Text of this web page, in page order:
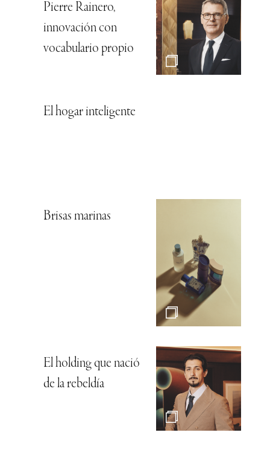
Pierre Rainero,
innovación con
vocabulario propio
El hogar inteligente
Brisas marinas
El holding que nació
de la rebeldía